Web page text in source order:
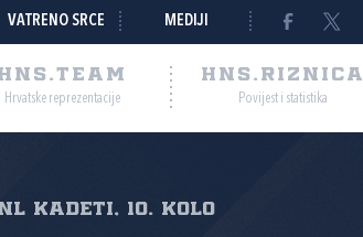
VATRENO SRCE MEDIJI
Hrvatske reprezentacije
HNS.RIZNICA
Povijest i statistika
NL kadeti, 10. kolo